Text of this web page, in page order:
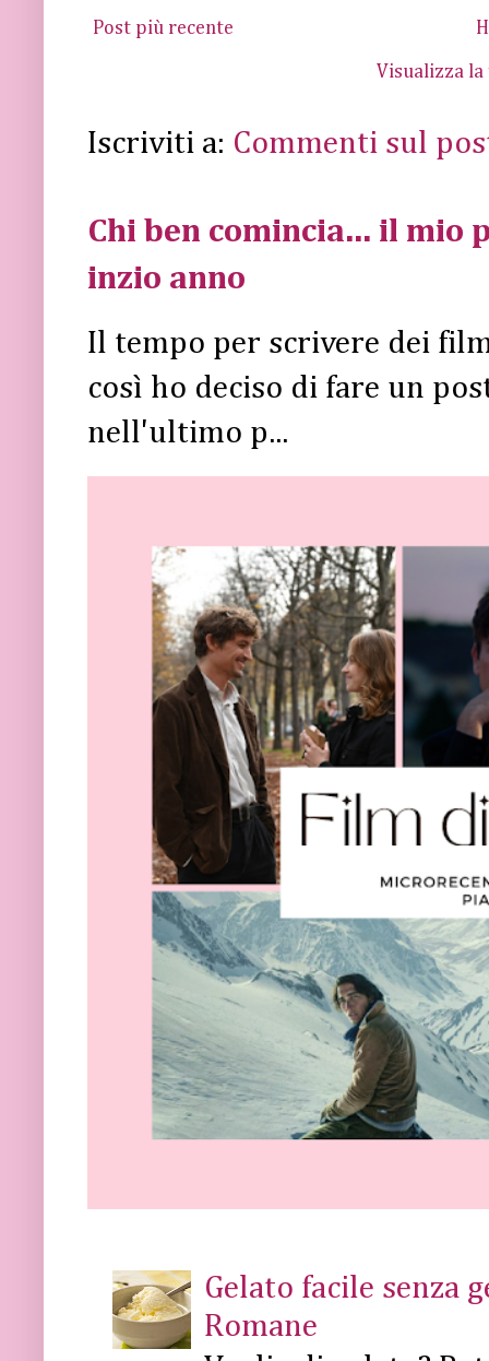
Post più recente
Visualizza
Iscriviti a: Commenti sul
Chi ben comincia... il
inzio anno
Il tempo per scrivere dei
così ho deciso di fare un
nell'ultimo p...
Gelato facile senza
Romane